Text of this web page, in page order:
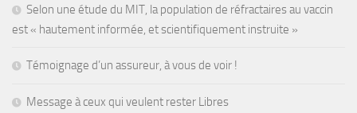
Selon une étude du MIT, la population de réfractaires au vaccin
est « hautement informée, et scientifiquement instruite »
Témoignage d’un assureur, à vous de voir !
Message à ceux qui veulent rester Libres